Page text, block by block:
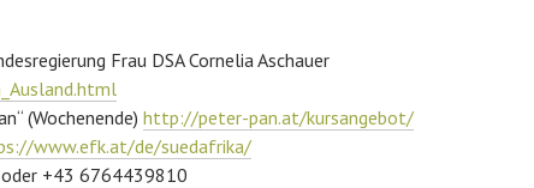
Frau DSA Cornelia Aschauer
(Wochenende) http://peter-pan.at/kursangebot/
www.efk.at/de/suedafrika/
+43 6764439810